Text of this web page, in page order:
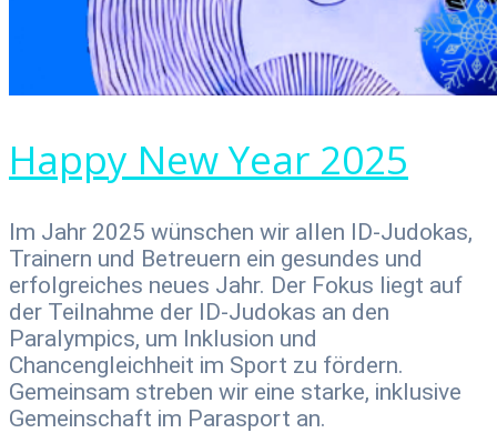
Happy New Year 2025
Im Jahr 2025 wünschen wir allen ID-Judokas,
Trainern und Betreuern ein gesundes und
erfolgreiches neues Jahr. Der Fokus liegt auf
der Teilnahme der ID-Judokas an den
Paralympics, um Inklusion und
Chancengleichheit im Sport zu fördern.
Gemeinsam streben wir eine starke, inklusive
Gemeinschaft im Parasport an.